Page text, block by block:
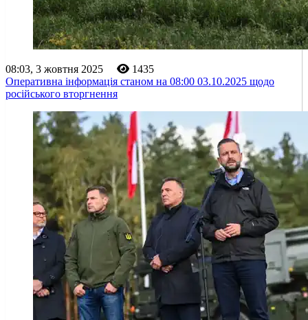
08:03, 3 жовтня 2025
1435
Оперативна інформація станом на 08:00 03.10.2025 щодо
російського вторгнення